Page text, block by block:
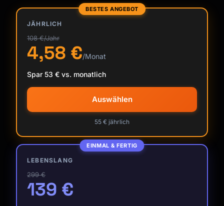
BESTES ANGEBOT
JÄHRLICH
108 €/Jahr
4,58 €/Monat
Spar 53 € vs. monatlich
Auswählen
55 € jährlich
EINMAL & FERTIG
LEBENSLANG
299 €
139 €